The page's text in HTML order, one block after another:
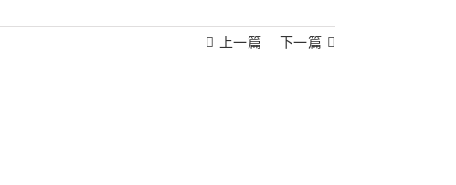
上一篇 下一篇